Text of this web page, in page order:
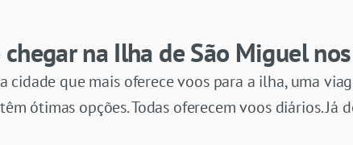
chegar na Ilha de São Miguel
cidade que mais oferece voos para a ilha, uma
ótimas opções. Todas oferecem voos diários.